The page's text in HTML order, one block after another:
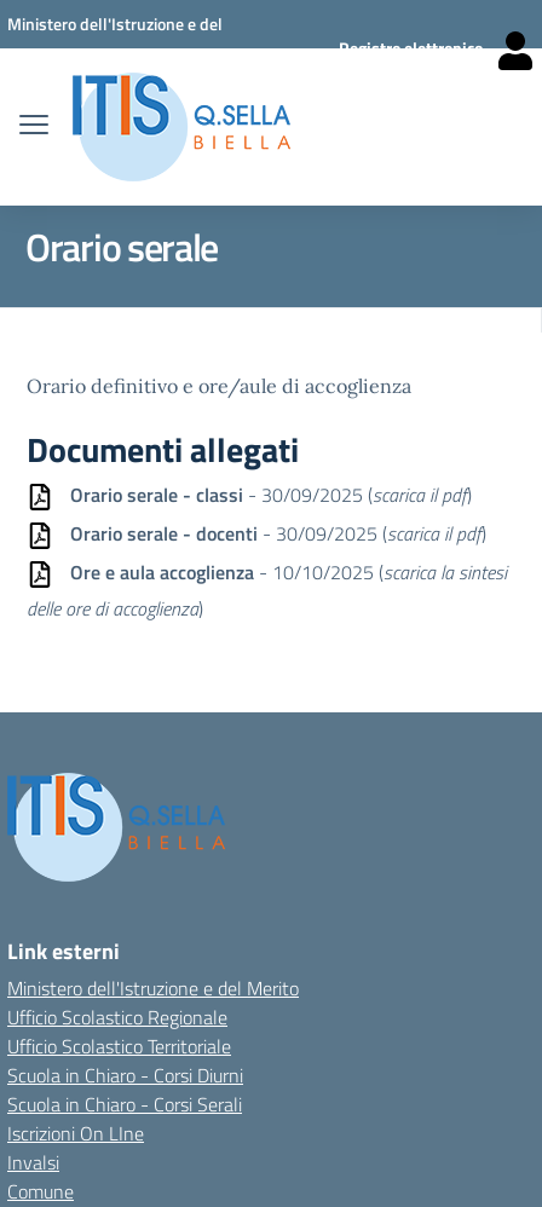
Vai ai contenuti
Vai al menu di navigazione
Vai al footer
Ministero dell'Istruzione e del
Registro elettronico
Orario serale
Orario definitivo e ore/aule di accoglienza
Documenti allegati
Orario serale - classi - 30/09/2025 (scarica il pdf)
Orario serale - docenti - 30/09/2025 (scarica il pdf)
Ore e aula accoglienza - 10/10/2025 (scarica la sintesi
delle ore di accoglienza)
Link esterni
Ministero dell'Istruzione e del Merito
Ufficio Scolastico Regionale
Ufficio Scolastico Territoriale
Scuola in Chiaro - Corsi Diurni
Scuola in Chiaro - Corsi Serali
Iscrizioni On LIne
Invalsi
Comune